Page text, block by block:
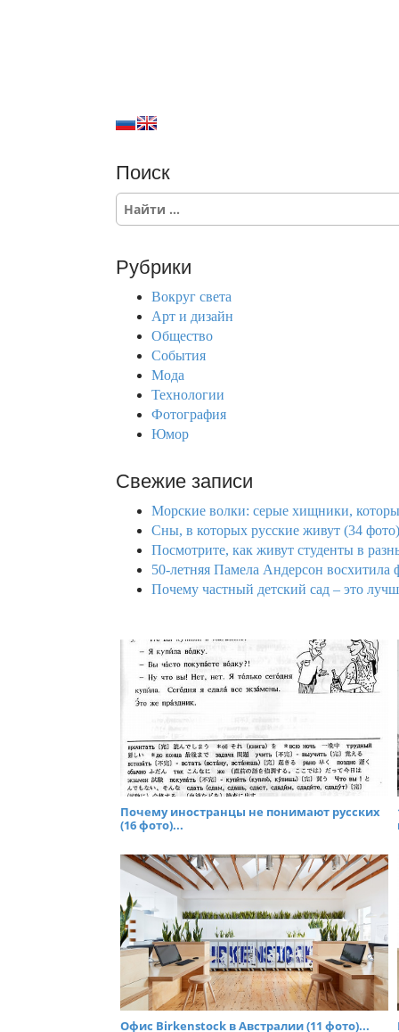
Поиск
S
e
c
Рубрики
Вокруг света
Арт и дизайн
Общество
События
Мода
Технологии
Фотография
Юмор
Свежие записи
Морские волки: серые хищники,
Сны, в которых русские живут (34 фото)
Посмотрите, как живут студенты в
50-летняя Памела Андерсон восхитила
Почему частный детский сад – это
Почему иностранцы не понимают русских
(16 фото)...
Офис Birkenstock в Австралии (11 фото)...